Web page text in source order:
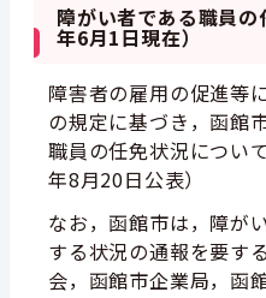
障がい者である職員
年6月1日現在）
障害者の雇用の促進等
の規定に基づき，函館
職員の任免状況につい
年8月20日公表）
なお，函館市は，障が
する状況の通報を要す
会，函館市企業局，函